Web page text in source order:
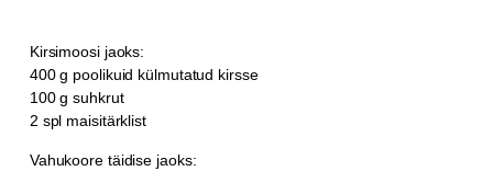
Kirsimoosi jaoks:
400 g poolikuid külmutatud kirsse
100 g suhkrut
2 spl maisitärklist
Vahukoore täidise jaoks: